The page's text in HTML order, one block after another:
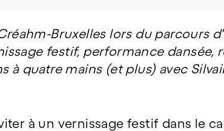
Bruxelles lors du parcours
festif, performance dansée,
quatre mains (et plus) avec
à un vernissage festif dans le